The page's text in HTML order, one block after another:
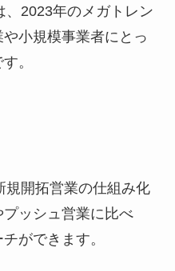
、2023年のメガトレン
小規模事業者にとっ
。
規開拓営業の仕組み化
ッシュ営業に比べ
ができます。